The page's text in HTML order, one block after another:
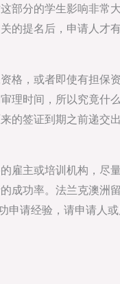
部分的学生影响非常
的提名后，申请人才
格，或者即使有担保
理时间，所以究竟什
的签证到期之前递交
雇主或培训机构，尽
成功率。法兰克澳洲
请经验，请申请人或